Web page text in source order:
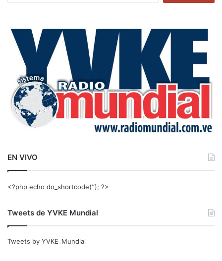
a
EN VIVO
<?php echo do_shortcode(‘‘); ?>
Tweets de YVKE Mundial
Tweets by YVKE_Mundial